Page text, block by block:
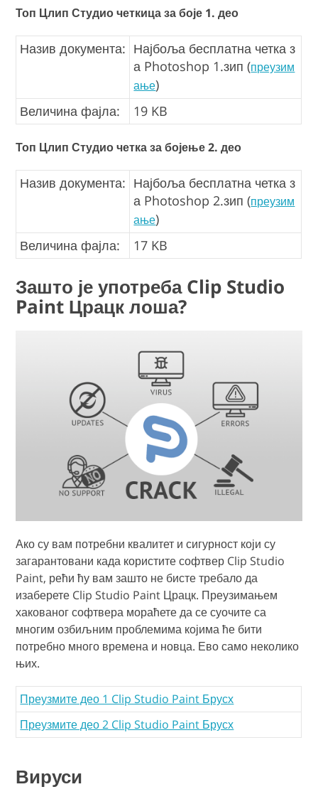
Топ Цлип Студио четкица за боје 1. део
Назив документа: Најбоља бесплатна четка з
а Photoshop 1.зип (преузим
ање)
Величина фајла:
19 KB
Топ Цлип Студио четка за бојење 2. део
Назив документа: Најбоља бесплатна четка з
а Photoshop 2.зип (преузим
ање)
Величина фајла:
17 KB
Зашто је употреба Clip Studio
Paint Црацк лоша?
Ако су вам потребни квалитет и сигурност који су
загарантовани када користите софтвер Clip Studio
Paint, рећи ћу вам зашто не бисте требало да
изаберете Clip Studio Paint Црацк. Преузимањем
хакованог софтвера мораћете да се суочите са
многим озбиљним проблемима којима ће бити
потребно много времена и новца. Ево само неколико
њих.
Преузмите део 1 Clip Studio Paint Брусх
Преузмите део 2 Clip Studio Paint Брусх
Вируси